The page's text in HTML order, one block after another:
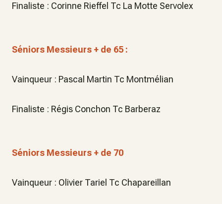
Finaliste : Corinne Rieffel Tc La Motte Servolex
Séniors Messieurs + de 65 :
Vainqueur : Pascal Martin Tc Montmélian
Finaliste : Régis Conchon Tc Barberaz
Séniors Messieurs + de 70
Vainqueur : Olivier Tariel Tc Chapareillan